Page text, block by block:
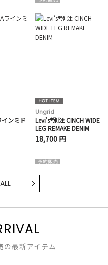
インミド
Ungrid
Levi's®別注 CINCH WIDE
LEG REMAKE DENIM
18,700 円
の最新アイテム